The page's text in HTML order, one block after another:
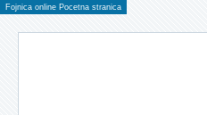
Fojnica online Pocetna stranica